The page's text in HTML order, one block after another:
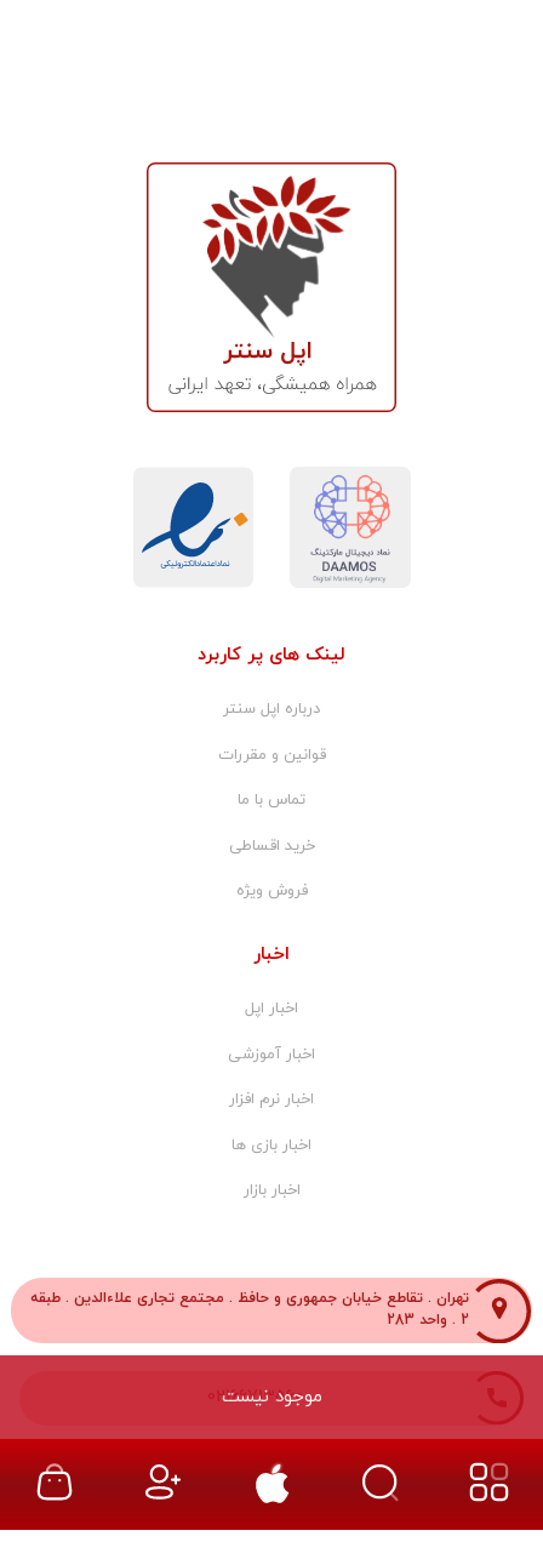
موجود نیست
لینک های پر کاربرد
درباره اپل سنتر
قوانین و مقررات
تماس با ما
خرید اقساطی
فروش ویژه
اخبار
اخبار اپل
اخبار آموزشی
اخبار نرم افزار
اخبار بازی ها
اخبار بازار
تهران . تقاطع خیابان جمهوری و حافظ . مجتمع تجاری علاءالدین . طبقه
2 . واحد 283
02166713560
02166712303